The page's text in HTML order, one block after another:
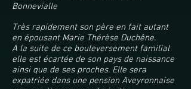
Bonnevialle
Très rapidement son père en fait autant
en épousant Marie Thérèse Duchêne.
A la suite de ce bouleversement familial
elle est écartée de son pays de naissance
ainsi que de ses proches. Elle sera
expatriée dans une pension Aveyronnaise